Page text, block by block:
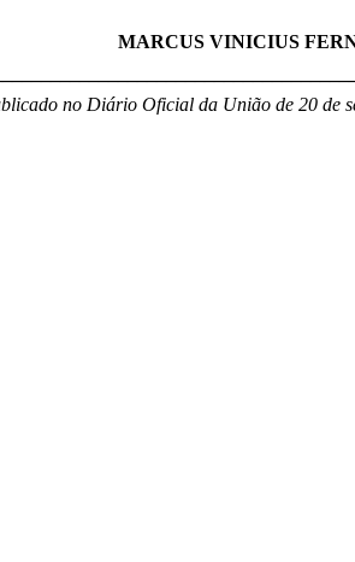
MARCUS VINICIUS
no Diário Oficial da União de 20 de